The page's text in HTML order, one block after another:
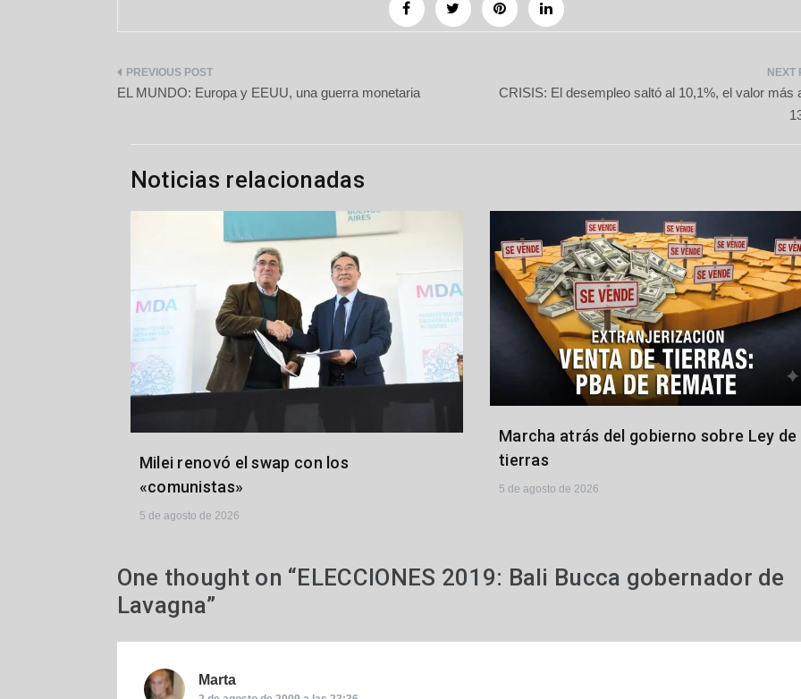
Navegación
entradas
EL MUNDO: Europa y EEUU, una guerra monetaria
CRISIS: El desempleo saltó al 10,1%, el valor más
Noticias relacionadas
Milei renovó el swap con los
«comunistas»
5 de agosto de 2026
Marcha atrás del gobierno sobre Ley de
tierras
5 de agosto de 2026
One thought on “ELECCIONES 2019: Bali Bucca gobernador de
Lavagna”
Martadice: